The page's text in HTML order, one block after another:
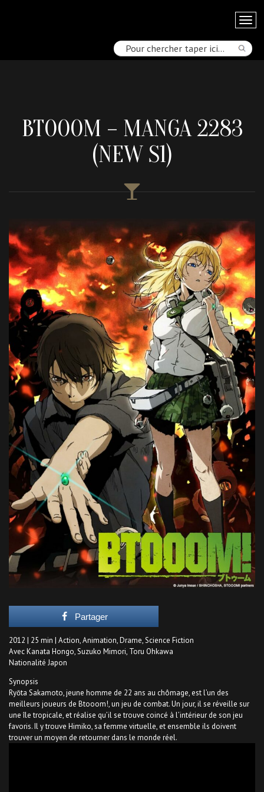
BTOOOM – MANGA 2283
(NEW S1)
Partager
2012 | 25 min | Action, Animation, Drame, Science Fiction
Avec Kanata Hongo, Suzuko Mimori, Toru Ohkawa
Nationalité Japon
Synopsis
Ryōta Sakamoto, jeune homme de 22 ans au chômage, est l’un des
meilleurs joueurs de Btooom!, un jeu de combat. Un jour, il se réveille sur
une île tropicale, et réalise qu’il se trouve coincé à l’intérieur de son jeu
favoris. Il y trouve Himiko, sa femme virtuelle, et ensemble ils doivent
trouver un moyen de retourner dans le monde réel.